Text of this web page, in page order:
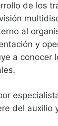
de los
al
y
a conocer
del auxilio